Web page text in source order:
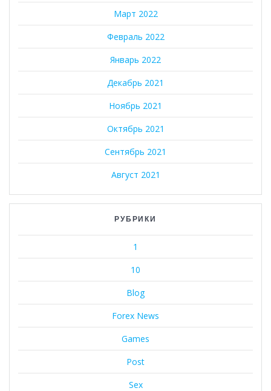
Март 2022
Февраль 2022
Январь 2022
Декабрь 2021
Ноябрь 2021
Октябрь 2021
Сентябрь 2021
Август 2021
РУБРИКИ
1
10
Blog
Forex News
Games
Post
Sex